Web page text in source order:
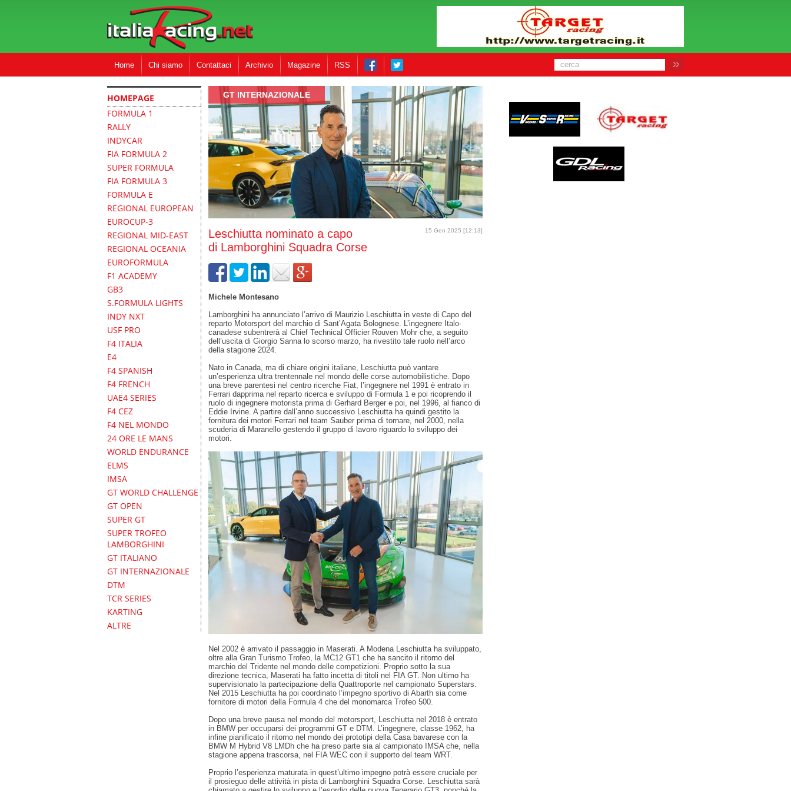
Home Chi siamo Contattaci Archivio Magazine RSS
HOMEPAGE
FORMULA 1
RALLY
INDYCAR
FIA FORMULA 2
SUPER FORMULA
FIA FORMULA 3
FORMULA E
REGIONAL EUROPEAN
EUROCUP-3
REGIONAL MID-EAST
REGIONAL OCEANIA
EUROFORMULA
F1 ACADEMY
GB3
S.FORMULA LIGHTS
INDY NXT
USF PRO
F4 ITALIA
E4
F4 SPANISH
F4 FRENCH
UAE4 SERIES
F4 CEZ
F4 NEL MONDO
24 ORE LE MANS
WORLD ENDURANCE
ELMS
IMSA
GT WORLD CHALLENGE
GT OPEN
SUPER GT
SUPER TROFEO
LAMBORGHINI
GT ITALIANO
GT INTERNAZIONALE
DTM
TCR SERIES
KARTING
ALTRE
GT INTERNAZIONALE
15 Gen 2025 [12:13]
Leschiutta nominato a capo
di Lamborghini Squadra Corse
Michele Montesano
Lamborghini ha annunciato l’arrivo di Maurizio Leschiutta in veste di Capo del
reparto Motorsport del marchio di Sant’Agata Bolognese. L’ingegnere Italo-
canadese subentrerà al Chief Technical Officier Rouven Mohr che, a seguito
dell’uscita di Giorgio Sanna lo scorso marzo, ha rivestito tale ruolo nell’arco
della stagione 2024.
Nato in Canada, ma di chiare origini italiane, Leschiutta può vantare
un’esperienza ultra trentennale nel mondo delle corse automobilistiche. Dopo
una breve parentesi nel centro ricerche Fiat, l’ingegnere nel 1991 è entrato in
Ferrari dapprima nel reparto ricerca e sviluppo di Formula 1 e poi ricoprendo il
ruolo di ingegnere motorista prima di Gerhard Berger e poi, nel 1996, al fianco di
Eddie Irvine. A partire dall’anno successivo Leschiutta ha quindi gestito la
fornitura dei motori Ferrari nel team Sauber prima di tornare, nel 2000, nella
scuderia di Maranello gestendo il gruppo di lavoro riguardo lo sviluppo dei
motori.
Nel 2002 è arrivato il passaggio in Maserati. A Modena Leschiutta ha sviluppato,
oltre alla Gran Turismo Trofeo, la MC12 GT1 che ha sancito il ritorno del
marchio del Tridente nel mondo delle competizioni. Proprio sotto la sua
direzione tecnica, Maserati ha fatto incetta di titoli nel FIA GT. Non ultimo ha
supervisionato la partecipazione della Quattroporte nel campionato Superstars.
Nel 2015 Leschiutta ha poi coordinato l’impegno sportivo di Abarth sia come
fornitore di motori della Formula 4 che del monomarca Trofeo 500.
Dopo una breve pausa nel mondo del motorsport, Leschiutta nel 2018 è entrato
in BMW per occuparsi dei programmi GT e DTM. L’ingegnere, classe 1962, ha
infine pianificato il ritorno nel mondo dei prototipi della Casa bavarese con la
BMW M Hybrid V8 LMDh che ha preso parte sia al campionato IMSA che, nella
stagione appena trascorsa, nel FIA WEC con il supporto del team WRT.
Proprio l’esperienza maturata in quest’ultimo impegno potrà essere cruciale per
il prosieguo delle attività in pista di Lamborghini Squadra Corse. Leschiutta sarà